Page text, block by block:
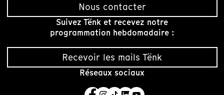
Nous contacter
Suivez Tënk et recevez notre
programmation hebdomadaire :
Recevoir les mails Tënk
Réseaux sociaux